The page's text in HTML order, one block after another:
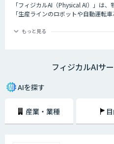
「フィジカルAI（Physical AI）」は
「生産ラインのロボットや自動運転
術」です。
もっと見る
フィジカルAIサ
AIを探す
産業・業種